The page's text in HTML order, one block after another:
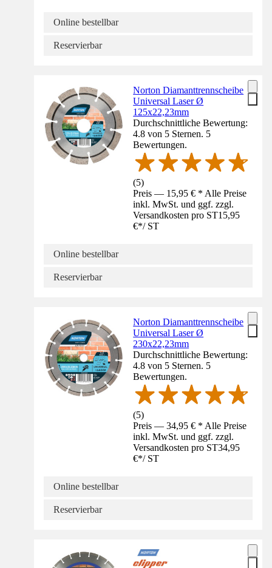
Online bestellbar
Reservierbar
Norton Diamanttrennscheibe
Universal Laser Ø
125x22,23mm
Durchschnittliche Bewertung:
4.8 von 5 Sternen. 5
Bewertungen.
(5)
Preis — 15,95 € * Alle Preise
inkl. MwSt. und ggf. zzgl.
Versandkosten pro ST15,95
€*/ ST
Online bestellbar
Reservierbar
Norton Diamanttrennscheibe
Universal Laser Ø
230x22,23mm
Durchschnittliche Bewertung:
4.8 von 5 Sternen. 5
Bewertungen.
(5)
Preis — 34,95 € * Alle Preise
inkl. MwSt. und ggf. zzgl.
Versandkosten pro ST34,95
€*/ ST
Online bestellbar
Reservierbar